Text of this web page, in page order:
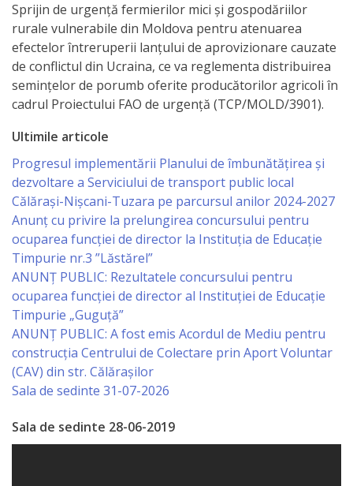
Aparatul
Primăriei
Lista
colaboratorilor
Primăriei
Călăraşi
Contabilitate
Serviciul
Arhitectură
şi
Urbanism
Serviciul
Atragere
Sprijin de urgență fermierilor mici și gospodăriilor
rurale vulnerabile din Moldova pentru atenuarea
efectelor întreruperii lanțului de aprovizionare cauzate
de conflictul din Ucraina, ce va reglementa distribuirea
semințelor de porumb oferite producătorilor agricoli în
cadrul Proiectului FAO de urgență (TCP/MOLD/3901).
Ultimile articole
Progresul implementării Planului de îmbunătățirea și
dezvoltare a Serviciului de transport public local
Călărași-Nișcani-Tuzara pe parcursul anilor 2024-2027
Anunț cu privire la prelungirea concursului pentru
ocuparea funcţiei de director la Instituția de Educație
Timpurie nr.3 ”Lăstărel”
ANUNȚ PUBLIC: Rezultatele concursului pentru
ocuparea funcției de director al Instituției de Educație
Timpurie „Guguță”
ANUNȚ PUBLIC: A fost emis Acordul de Mediu pentru
construcția Centrului de Colectare prin Aport Voluntar
(CAV) din str. Călărașilor
Sala de sedinte 31-07-2026
Sala de sedinte 28-06-2019